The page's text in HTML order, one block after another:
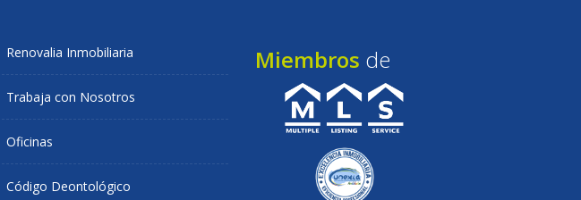
Renovalia Inmobiliaria
Trabaja con Nosotros
Oficinas
Código Deontológico
Miembros de